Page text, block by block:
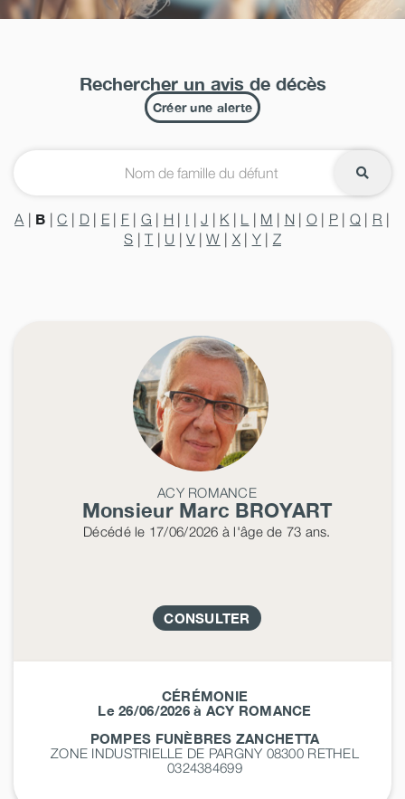
Rechercher un avis de décès
Créer une alerte
A | B |C | D| E| F | G | H | I |J | K | L | M | N| O| P| Q | R |
S |T | U |V|W | X| Y| Z
ACY ROMANCE
Monsieur Marc BROYART
Décédéle 17/06/2026 à l'âge de 73 ans.
CONSULTER
CÉRÉMONIE
Le 26/06/2026 à ACY ROMANCE
POMPES FUNÈBRES ZANCHETTA
ZONE INDUSTRIELLE DE PARGNY 08300 RETHEL
0324384699